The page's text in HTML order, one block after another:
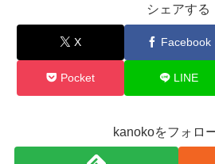
シェアする
X Facebook
Pocket LINE
kanokoをフォロ